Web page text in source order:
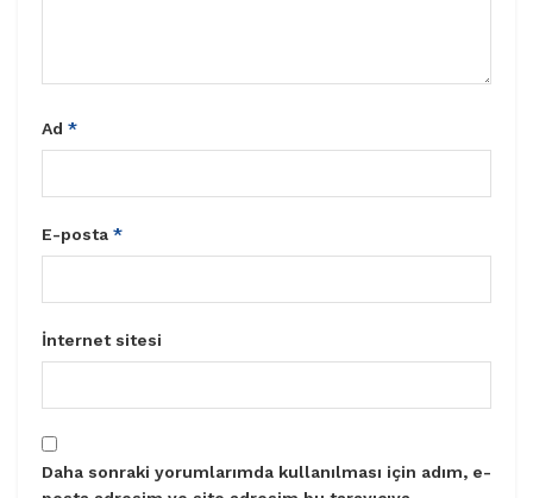
Ad *
E-posta *
İnternet sitesi
Daha sonraki yorumlarımda kullanılması için adım, e-